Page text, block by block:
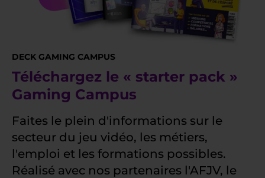
DECK GAMING CAMPUS
Téléchargez le « starter pack »
Gaming Campus
Faites le plein d'informations sur le
secteur du jeu vidéo, les métiers,
l'emploi et les formations possibles.
Réalisé avec nos partenaires l'AFJV, le